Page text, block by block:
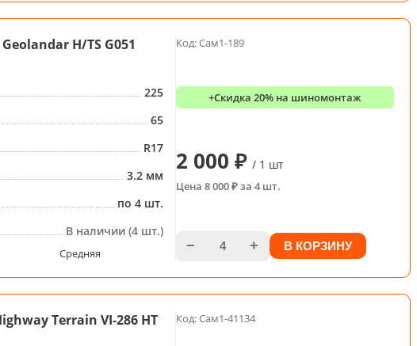
H/TS G051
225
65
R17
3.2 мм
по 4 шт.
В наличии (4 шт.)
Средняя
Код: Сам1-189
+Скидка 20% на шиномонтаж
2 000 ₽ / 1 шт
Цена 8 000 ₽ за 4 шт.
− + В КОРЗИНУ
Terrain VI-286 HT
Код: Сам1-41134